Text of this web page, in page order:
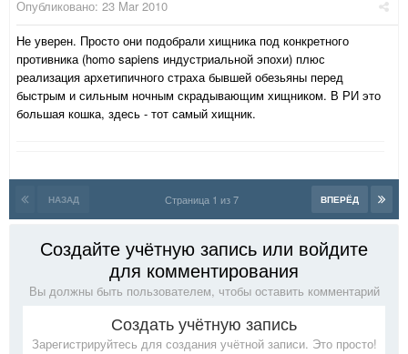
Опубликовано: 23 Mar 2010
Не уверен. Просто они подобрали хищника под конкретного
противника (homo sapiens индустриальной эпохи) плюс
реализация архетипичного страха бывшей обезьяны перед
быстрым и сильным ночным скрадывающим хищником. В РИ это
большая кошка, здесь - тот самый хищник.
НАЗАД ВПЕРЁД
Страница 1 из 7
Создайте учётную запись или войдите
для комментирования
Вы должны быть пользователем, чтобы оставить комментарий
Создать учётную запись
Зарегистрируйтесь для создания учётной записи. Это просто!